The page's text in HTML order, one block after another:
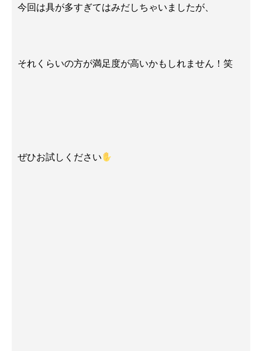
今回は具が多すぎてはみだしちゃいましたが、
それくらいの方が満足度が高いかもしれません！笑
ぜひお試しください